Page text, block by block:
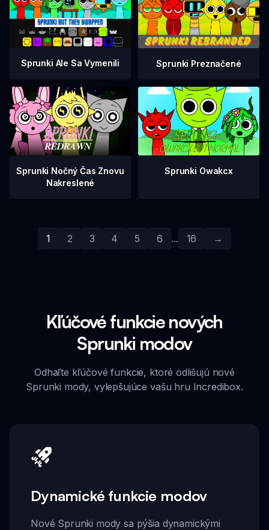
Sprunki Ale Sa Vymenili Sprunki Preznačené
Sprunki Nočný Čas Znovu
Nakreslené
Sprunki Owakcx
1 2 3 4 5 6 ... 16 →
Kľúčové funkcie nových
Sprunki modov
Odhaľte kľúčové funkcie, ktoré odlišujú nové
Sprunki mody, vylepšujúce vašu hru Incredibox.
Dynamické funkcie modov
Nové Sprunki mody sa pýšia dynamickými